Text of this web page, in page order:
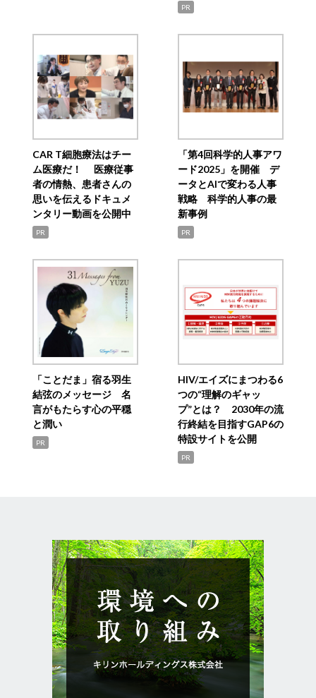
PR
CAR T細胞療法はチー
ム医療だ！ 医療従事
者の情熱、患者さんの
思いを伝えるドキュメ
ンタリー動画を公開中
PR
「第4回科学的人事アワ
ード2025」を開催 デ
ータとAIで変わる人事
戦略 科学的人事の最
新事例
PR
「ことだま」宿る羽生
結弦のメッセージ 名
言がもたらす心の平穏
と潤い
PR
HIV/エイズにまつわる6
つの“理解のギャッ
プ”とは？ 2030年の流
行終結を目指すGAP6の
特設サイトを公開
PR